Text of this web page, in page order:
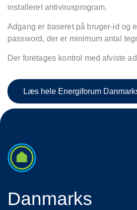
installeret antivirusprogram.
Adgang er baseret på bruger-id og
password, der er minimum antal
Der foretages kontrol med afviste
Læs hele Energiforum
Danmarks